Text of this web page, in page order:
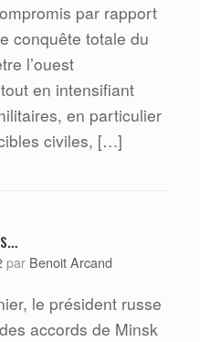
par rapport
conquête totale du
l’ouest
en intensifiant
en particulier
civiles, […]
par Benoit Arcand
le président russe
accords de Minsk